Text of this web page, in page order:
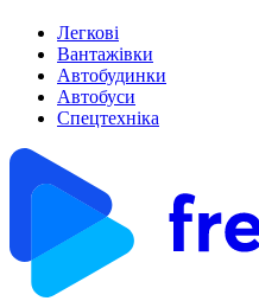
Легкові
Вантажівки
Автобудинки
Автобуси
Спецтехніка